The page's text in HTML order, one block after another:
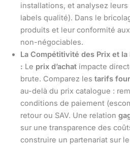
installations, et analysez leurs
labels qualité). Dans le
produits et leur conformité
non-négociables.
La Compétitivité des Prix et
: Le prix d’achat impacte
brute. Comparez les tarifs
au-delà du prix catalogue :
conditions de paiement
retour ou SAV. Une relation
sur une transparence des
construire un partenariat sur